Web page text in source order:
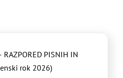
RAZPORED PISNIH IN
rok 2026)